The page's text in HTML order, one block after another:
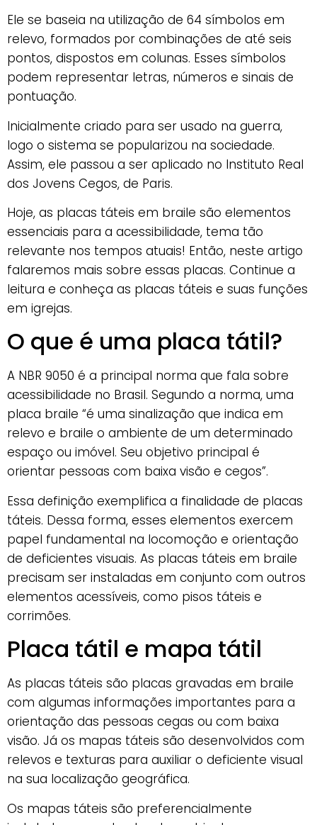
Ele se baseia na utilização de 64 símbolos em
relevo, formados por combinações de até seis
pontos, dispostos em colunas. Esses símbolos
podem representar letras, números e sinais de
pontuação.
Inicialmente criado para ser usado na guerra,
logo o sistema se popularizou na sociedade.
Assim, ele passou a ser aplicado no Instituto Real
dos Jovens Cegos, de Paris.
Hoje, as placas táteis em braile são elementos
essenciais para a acessibilidade, tema tão
relevante nos tempos atuais! Então, neste artigo
falaremos mais sobre essas placas. Continue a
leitura e conheça as placas táteis e suas funções
em igrejas.
O que é uma placa tátil?
A NBR 9050 é a principal norma que fala sobre
acessibilidade no Brasil. Segundo a norma, uma
placa braile “é uma sinalização que indica em
relevo e braile o ambiente de um determinado
espaço ou imóvel. Seu objetivo principal é
orientar pessoas com baixa visão e cegos”.
Essa definição exemplifica a finalidade de placas
táteis. Dessa forma, esses elementos exercem
papel fundamental na locomoção e orientação
de deficientes visuais. As placas táteis em braile
precisam ser instaladas em conjunto com outros
elementos acessíveis, como pisos táteis e
corrimões.
Placa tátil e mapa tátil
As placas táteis são placas gravadas em braile
com algumas informações importantes para a
orientação das pessoas cegas ou com baixa
visão. Já os mapas táteis são desenvolvidos com
relevos e texturas para auxiliar o deficiente visual
na sua localização geográfica.
Os mapas táteis são preferencialmente